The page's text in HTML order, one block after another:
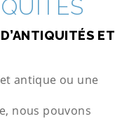
ET
antique ou une
nous pouvons